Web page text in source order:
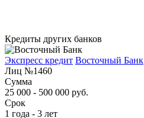
Кредиты других банков
Экспресс кредит Восточный Банк
Лиц №1460
Сумма
25 000 - 500 000 руб.
Срок
1 года - 3 лет